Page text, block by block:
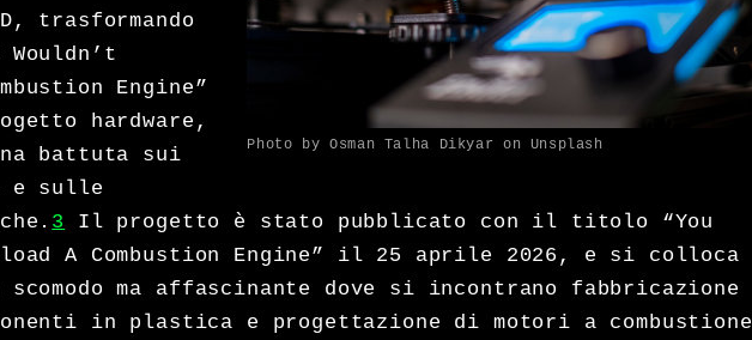
Photo by Osman Talha Dikyar on Unsplash
trasformando
Engine”
hardware,
battuta sui
sulle
3
Il progetto è stato pubblicato con il titolo “You
A Combustion Engine” il 25 aprile 2026, e si colloca
ma affascinante dove si incontrano fabbricazione
in plastica e progettazione di motori a combustione